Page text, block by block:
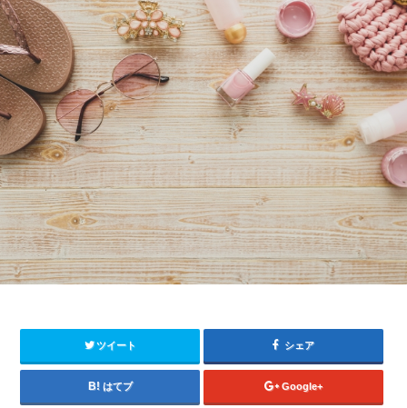
ツイート シェア
はてブ Google+